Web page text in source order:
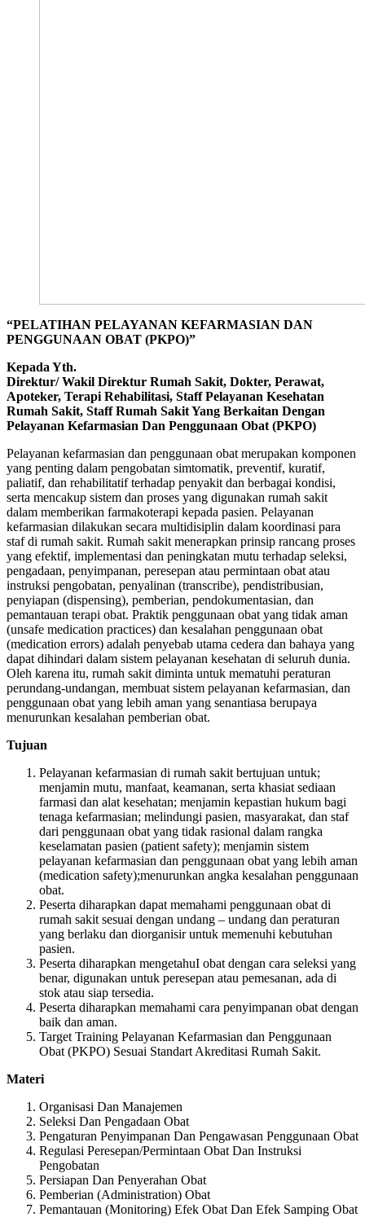
“PELATIHAN PELAYANAN KEFARMASIAN DAN
PENGGUNAAN OBAT (PKPO)”
Kepada Yth.
Direktur/ Wakil Direktur Rumah Sakit, Dokter, Perawat,
Apoteker, Terapi Rehabilitasi, Staff Pelayanan Kesehatan
Rumah Sakit, Staff Rumah Sakit Yang Berkaitan Dengan
Pelayanan Kefarmasian Dan Penggunaan Obat (PKPO)
Pelayanan kefarmasian dan penggunaan obat merupakan komponen
yang penting dalam pengobatan simtomatik, preventif, kuratif,
paliatif, dan rehabilitatif terhadap penyakit dan berbagai kondisi,
serta mencakup sistem dan proses yang digunakan rumah sakit
dalam memberikan farmakoterapi kepada pasien. Pelayanan
kefarmasian dilakukan secara multidisiplin dalam koordinasi para
staf di rumah sakit. Rumah sakit menerapkan prinsip rancang proses
yang efektif, implementasi dan peningkatan mutu terhadap seleksi,
pengadaan, penyimpanan, peresepan atau permintaan obat atau
instruksi pengobatan, penyalinan (transcribe), pendistribusian,
penyiapan (dispensing), pemberian, pendokumentasian, dan
pemantauan terapi obat. Praktik penggunaan obat yang tidak aman
(unsafe medication practices) dan kesalahan penggunaan obat
(medication errors) adalah penyebab utama cedera dan bahaya yang
dapat dihindari dalam sistem pelayanan kesehatan di seluruh dunia.
Oleh karena itu, rumah sakit diminta untuk mematuhi peraturan
perundang-undangan, membuat sistem pelayanan kefarmasian, dan
penggunaan obat yang lebih aman yang senantiasa berupaya
menurunkan kesalahan pemberian obat.
Tujuan
Pelayanan kefarmasian di rumah sakit bertujuan untuk;
menjamin mutu, manfaat, keamanan, serta khasiat sediaan
farmasi dan alat kesehatan; menjamin kepastian hukum bagi
tenaga kefarmasian; melindungi pasien, masyarakat, dan staf
dari penggunaan obat yang tidak rasional dalam rangka
keselamatan pasien (patient safety); menjamin sistem
pelayanan kefarmasian dan penggunaan obat yang lebih aman
(medication safety);menurunkan angka kesalahan penggunaan
obat.
Peserta diharapkan dapat memahami penggunaan obat di
rumah sakit sesuai dengan undang – undang dan peraturan
yang berlaku dan diorganisir untuk memenuhi kebutuhan
pasien.
Peserta diharapkan mengetahuI obat dengan cara seleksi yang
benar, digunakan untuk peresepan atau pemesanan, ada di
stok atau siap tersedia.
Peserta diharapkan memahami cara penyimpanan obat dengan
baik dan aman.
Target Training Pelayanan Kefarmasian dan Penggunaan
Obat (PKPO) Sesuai Standart Akreditasi Rumah Sakit.
Materi
Organisasi Dan Manajemen
Seleksi Dan Pengadaan Obat
Pengaturan Penyimpanan Dan Pengawasan Penggunaan Obat
Regulasi Peresepan/Permintaan Obat Dan Instruksi
Pengobatan
Persiapan Dan Penyerahan Obat
Pemberian (Administration) Obat
Pemantauan (Monitoring) Efek Obat Dan Efek Samping Obat